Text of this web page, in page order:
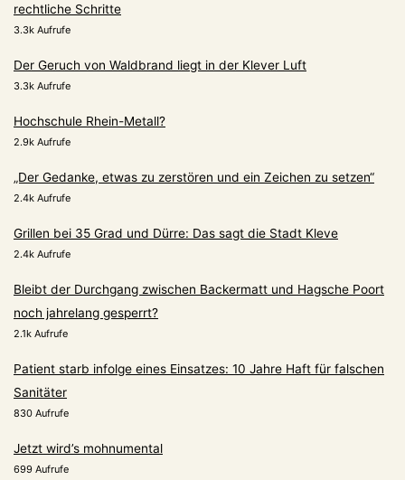
rechtliche Schritte
3.3k Aufrufe
Der Geruch von Waldbrand liegt in der Klever Luft
3.3k Aufrufe
Hochschule Rhein-Metall?
2.9k Aufrufe
„Der Gedanke, etwas zu zerstören und ein Zeichen zu setzen“
2.4k Aufrufe
Grillen bei 35 Grad und Dürre: Das sagt die Stadt Kleve
2.4k Aufrufe
Bleibt der Durchgang zwischen Backermatt und Hagsche Poort
noch jahrelang gesperrt?
2.1k Aufrufe
Patient starb infolge eines Einsatzes: 10 Jahre Haft für falschen
Sanitäter
830 Aufrufe
Jetzt wird’s mohnumental
699 Aufrufe